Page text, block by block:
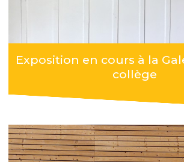
Exposition en cours à la
collège